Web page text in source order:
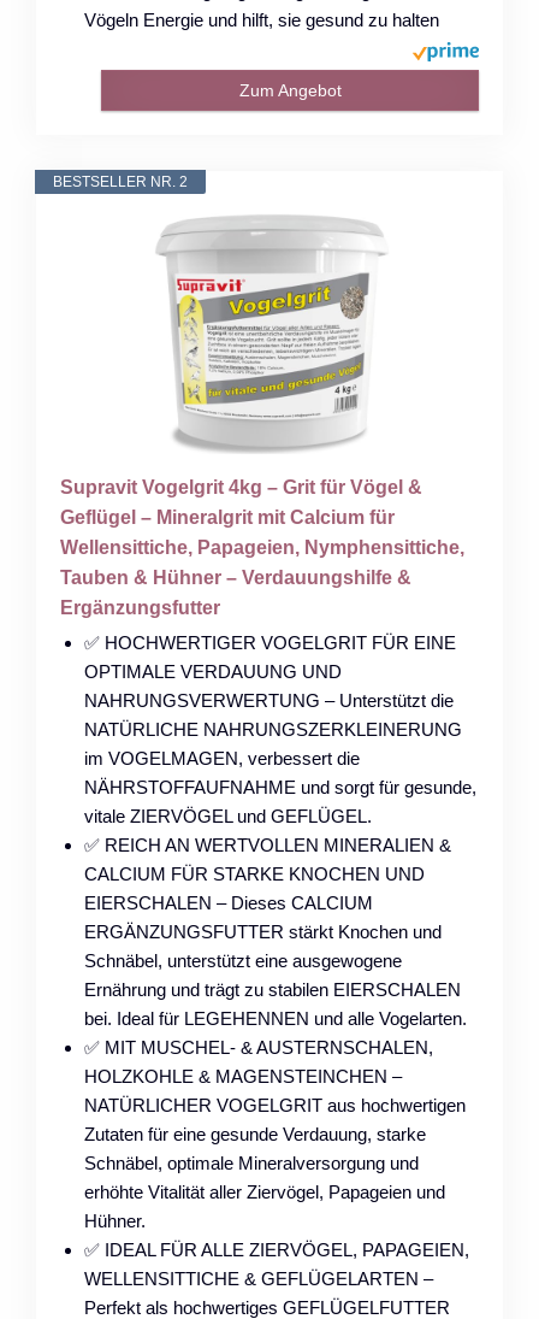
Vögeln Energie und hilft, sie gesund zu halten
Zum Angebot
BESTSELLER NR. 2
Supravit Vogelgrit 4kg – Grit für Vögel &
Geflügel – Mineralgrit mit Calcium für
Wellensittiche, Papageien, Nymphensittiche,
Tauben & Hühner – Verdauungshilfe &
Ergänzungsfutter
✅ HOCHWERTIGER VOGELGRIT FÜR EINE
OPTIMALE VERDAUUNG UND
NAHRUNGSVERWERTUNG – Unterstützt die
NATÜRLICHE NAHRUNGSZERKLEINERUNG
im VOGELMAGEN, verbessert die
NÄHRSTOFFAUFNAHME und sorgt für gesunde,
vitale ZIERVÖGEL und GEFLÜGEL.
✅ REICH AN WERTVOLLEN MINERALIEN &
CALCIUM FÜR STARKE KNOCHEN UND
EIERSCHALEN – Dieses CALCIUM
ERGÄNZUNGSFUTTER stärkt Knochen und
Schnäbel, unterstützt eine ausgewogene
Ernährung und trägt zu stabilen EIERSCHALEN
bei. Ideal für LEGEHENNEN und alle Vogelarten.
✅ MIT MUSCHEL- & AUSTERNSCHALEN,
HOLZKOHLE & MAGENSTEINCHEN –
NATÜRLICHER VOGELGRIT aus hochwertigen
Zutaten für eine gesunde Verdauung, starke
Schnäbel, optimale Mineralversorgung und
erhöhte Vitalität aller Ziervögel, Papageien und
Hühner.
✅ IDEAL FÜR ALLE ZIERVÖGEL, PAPAGEIEN,
WELLENSITTICHE & GEFLÜGELARTEN –
Perfekt als hochwertiges GEFLÜGELFUTTER